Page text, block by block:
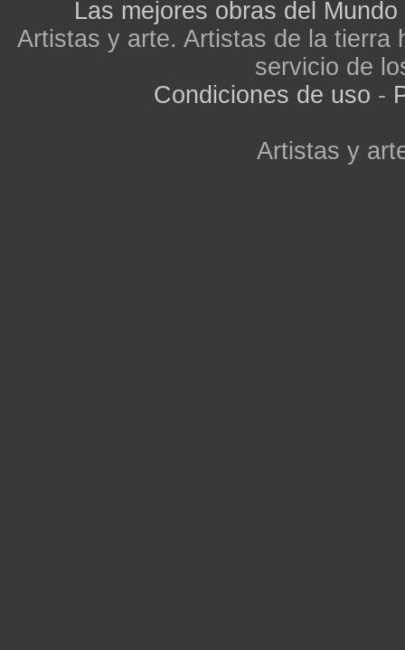
Las mejores obras del Mundo
Artistas y arte. Artistas de la tierra
servicio de
Condiciones de uso -
Artistas y